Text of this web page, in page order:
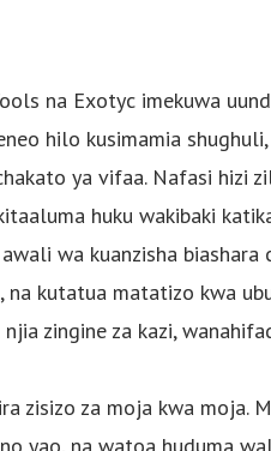
na Exotyc imekuwa
hilo kusimamia
ya vifaa. Nafasi hizi
huku wakibaki
wa kuanzisha biashara
kutatua matatizo kwa
zingine za kazi,
zisizo za moja kwa moja.